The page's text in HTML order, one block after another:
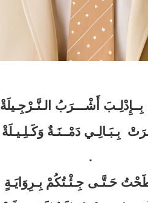
بِــإِدْلِـبَ أَشْـــرَبُ الـنَّـرْجِـيلَةْ
بِـبَـالِـي دَمْــنَـةٌ وَكَـلِـيـلَةْ
.
حَـتَّـى جِـئْـتُكُمْ بِـرِوَايَـةٍ